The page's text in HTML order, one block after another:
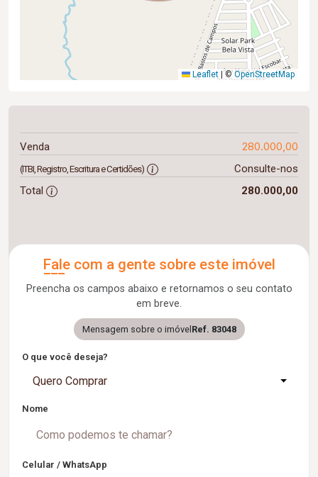
Leaflet ©OpenStreetMap
Venda 280.000,00
(ITBI, Registro, Escritura e Certidões)
Consulte-nos
Total
280.000,00
Fale com a gente sobre este imóvel
Preencha os campos abaixo e retornamos o seu contato
em breve.
Mensagem sobre o imóvel Ref. 83048
O que você deseja?
Quero Comprar
Nome
Celular / WhatsApp